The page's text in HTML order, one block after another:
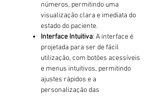
números, permitindo uma
visualização clara e imediata do
estado do paciente.
Interface Intuitiva: A interface é
projetada para ser de fácil
utilização, com botões acessíveis
e menus intuitivos, permitindo
ajustes rápidos e a
personalização das